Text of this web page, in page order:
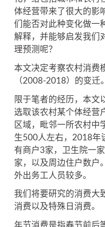
体经营带来了很大的影
们能否对此种变化做一
解释，并能够启发我们
理预测呢？
本文决定考察农村消费
（2008-2018）的变迁。
限于笔者的经历，本文
选取该农村某个体经营
区域，毗邻一所农村中
生500人左右，2018年
有商户3家，卫生院一
家，以及周边住户数户
外出务工人员较多。
我们将要研究的消费大
消费以及特殊日消费。